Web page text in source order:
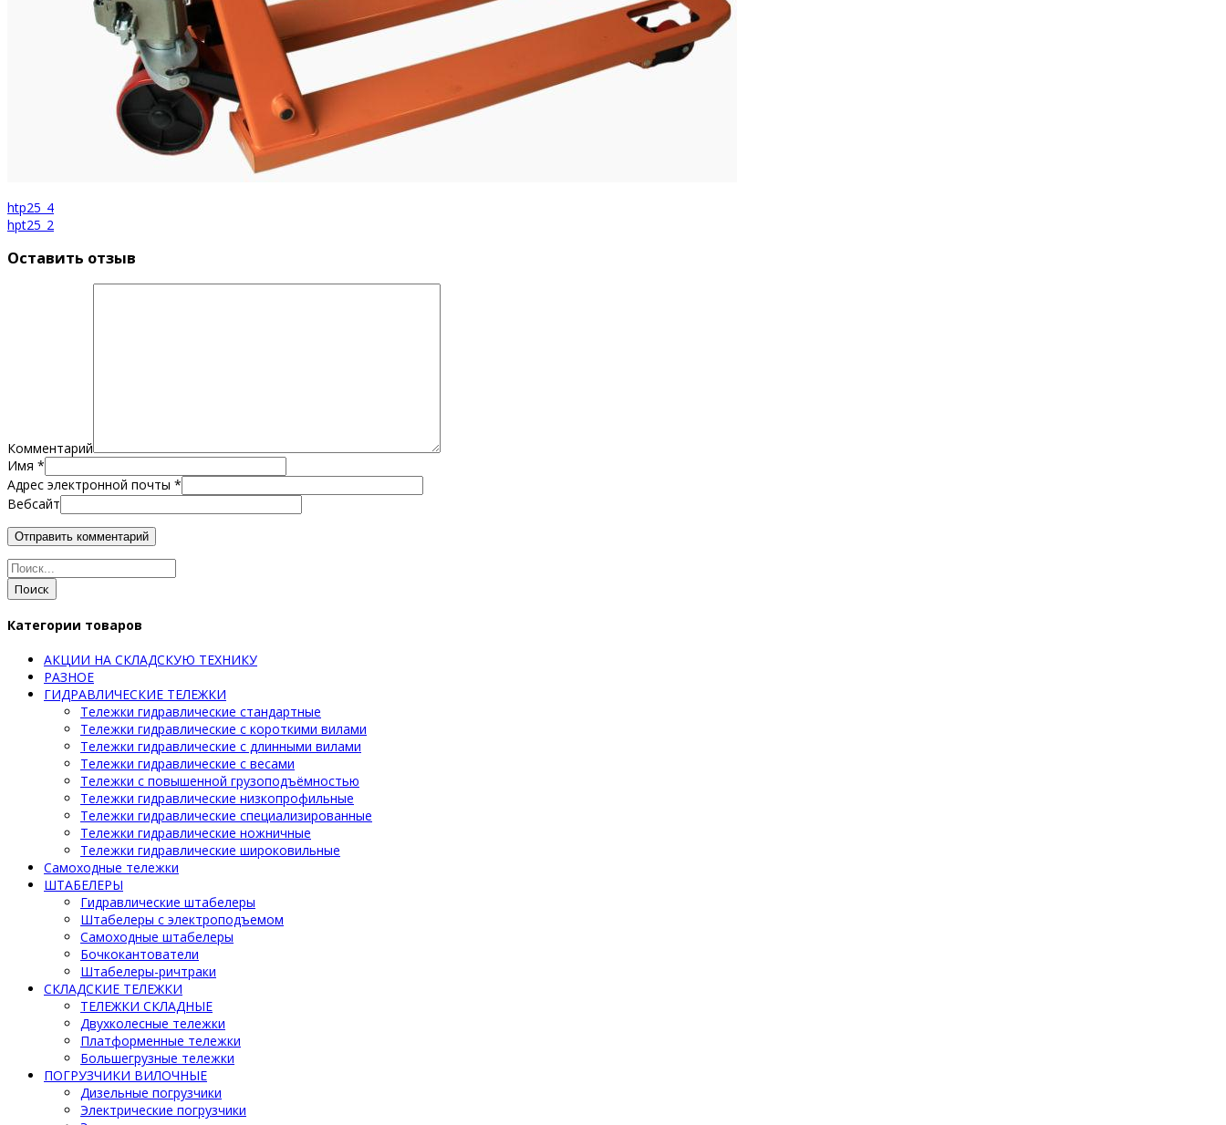
htp25_4
hpt25_2
Оставить отзыв
Комментарий
Имя *
Адрес электронной почты *
Вебсайт
Поиск
Категории товаров
АКЦИИ НА СКЛАДСКУЮ ТЕХНИКУ
РАЗНОЕ
ГИДРАВЛИЧЕСКИЕ ТЕЛЕЖКИ
Тележки гидравлические стандартные
Тележки гидравлические с короткими вилами
Тележки гидравлические с длинными вилами
Тележки гидравлические с весами
Тележки с повышенной грузоподъёмностью
Тележки гидравлические низкопрофильные
Тележки гидравлические специализированные
Тележки гидравлические ножничные
Тележки гидравлические широковильные
Самоходные тележки
ШТАБЕЛЕРЫ
Гидравлические штабелеры
Штабелеры с электроподъемом
Самоходные штабелеры
Бочкокантователи
Штабелеры-ричтраки
СКЛАДСКИЕ ТЕЛЕЖКИ
ТЕЛЕЖКИ СКЛАДНЫЕ
Двухколесные тележки
Платформенные тележки
Большегрузные тележки
ПОГРУЗЧИКИ ВИЛОЧНЫЕ
Дизельные погрузчики
Электрические погрузчики